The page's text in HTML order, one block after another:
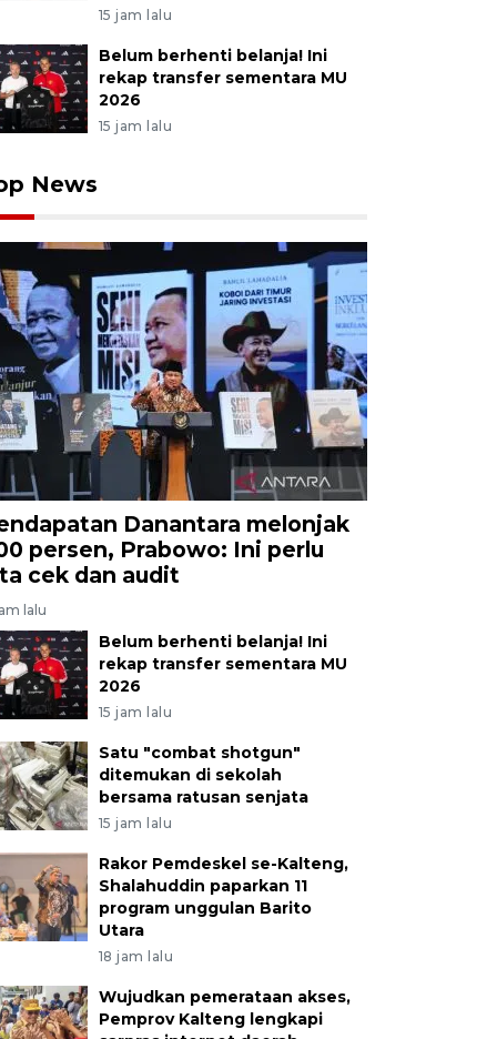
15 jam lalu
Belum berhenti belanja! Ini
rekap transfer sementara MU
2026
15 jam lalu
News
Danantara melonjak
persen, Prabowo: Ini perlu
cek dan audit
lalu
Belum berhenti belanja! Ini
rekap transfer sementara MU
2026
15 jam lalu
Satu "combat shotgun"
ditemukan di sekolah
bersama ratusan senjata
15 jam lalu
Rakor Pemdeskel se-Kalteng,
Shalahuddin paparkan 11
program unggulan Barito
Utara
18 jam lalu
Wujudkan pemerataan akses,
Pemprov Kalteng lengkapi